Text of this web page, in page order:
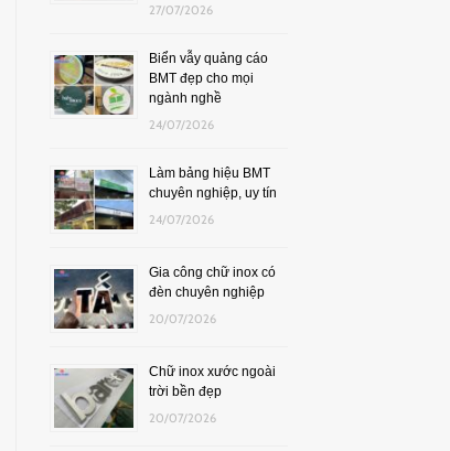
27/07/2026
Biển vẫy quảng cáo
BMT đẹp cho mọi
ngành nghề
24/07/2026
Làm bảng hiệu BMT
chuyên nghiệp, uy tín
24/07/2026
Gia công chữ inox có
đèn chuyên nghiệp
20/07/2026
Chữ inox xước ngoài
trời bền đẹp
20/07/2026